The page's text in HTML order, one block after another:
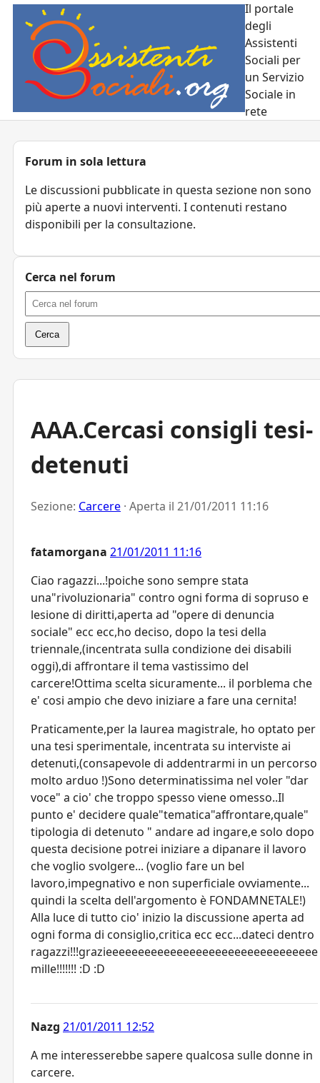
Il portale
degli
Assistenti
Sociali per
un Servizio
Sociale in
rete
AAA.Cercasi consigli tesi-
detenuti
Sezione: Carcere · Aperta il 21/01/2011 11:16
fatamorgana 21/01/2011 11:16
Ciao ragazzi...!poiche sono sempre stata
una"rivoluzionaria" contro ogni forma di sopruso e
lesione di diritti,aperta ad "opere di denuncia
sociale" ecc ecc,ho deciso, dopo la tesi della
triennale,(incentrata sulla condizione dei disabili
oggi),di affrontare il tema vastissimo del
carcere!Ottima scelta sicuramente... il porblema che
e' cosi ampio che devo iniziare a fare una cernita!
Praticamente,per la laurea magistrale, ho optato per
una tesi sperimentale, incentrata su interviste ai
detenuti,(consapevole di addentrarmi in un percorso
molto arduo !)Sono determinatissima nel voler "dar
voce" a cio' che troppo spesso viene omesso..Il
punto e' decidere quale"tematica"affrontare,quale"
tipologia di detenuto " andare ad ingare,e solo dopo
questa decisione potrei iniziare a dipanare il lavoro
che voglio svolgere... (voglio fare un bel
lavoro,impegnativo e non superficiale ovviamente...
quindi la scelta dell'argomento è FONDAMNETALE!)
Alla luce di tutto cio' inizio la discussione aperta ad
ogni forma di consiglio,critica ecc ecc...dateci dentro
ragazzi!!!grazieeeeeeeeeeeeeeeeeeeeeeeeeeeeeeeee
mille!!!!!!! :D :D
Nazg 21/01/2011 12:52
A me interesserebbe sapere qualcosa sulle donne in
carcere.
Forum in sola lettura
Le discussioni pubblicate in questa sezione non sono
più aperte a nuovi interventi. I contenuti restano
disponibili per la consultazione.
Cerca nel forum
Cerca